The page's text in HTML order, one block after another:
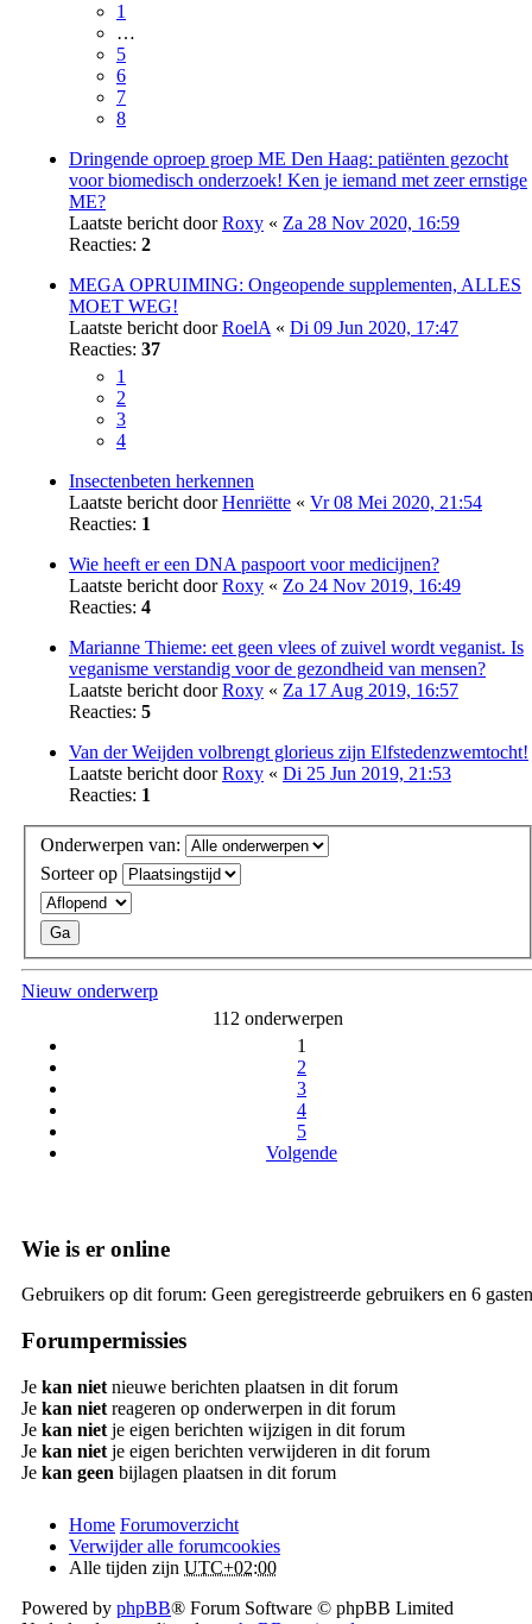
1
…
5
6
7
8
Dringende oproep groep ME Den Haag: patiënten gezocht
voor biomedisch onderzoek! Ken je iemand met zeer ernstige
ME?
Laatste bericht doorRoxy « Za 28 Nov 2020, 16:59
Reacties: 2
MEGA OPRUIMING: Ongeopende supplementen, ALLES
MOET WEG!
Laatste bericht doorRoelA « Di 09 Jun 2020, 17:47
Reacties: 37
1
2
3
4
Insectenbeten herkennen
Laatste bericht doorHenriëtte « Vr 08 Mei 2020, 21:54
Reacties: 1
Wie heeft er een DNA paspoort voor medicijnen?
Laatste bericht doorRoxy « Zo 24 Nov 2019, 16:49
Reacties: 4
Marianne Thieme: eet geen vlees of zuivel wordt veganist. Is
veganisme verstandig voor de gezondheid van mensen?
Laatste bericht doorRoxy « Za 17 Aug 2019, 16:57
Reacties: 5
Van der Weijden volbrengt glorieus zijn Elfstedenzwemtocht!
Laatste bericht doorRoxy « Di 25 Jun 2019, 21:53
Reacties: 1
Onderwerpen van:
Sorteer op
Nieuw onderwerp
112 onderwerpen
1
2
3
4
5
Volgende
Wie is er online
Gebruikers op dit forum: Geen geregistreerde gebruikers en 6 gasten
Forumpermissies
Je kan niet nieuwe berichten plaatsen in dit forum
Je kan niet reageren op onderwerpen in dit forum
Je kan niet je eigen berichten wijzigen in dit forum
Je kan niet je eigen berichten verwijderen in dit forum
Je kan geen bijlagen plaatsen in dit forum
Home Forumoverzicht
Verwijder alle forumcookies
Alle tijden zijn UTC+02:00
Powered by phpBB® Forum Software © phpBB Limited